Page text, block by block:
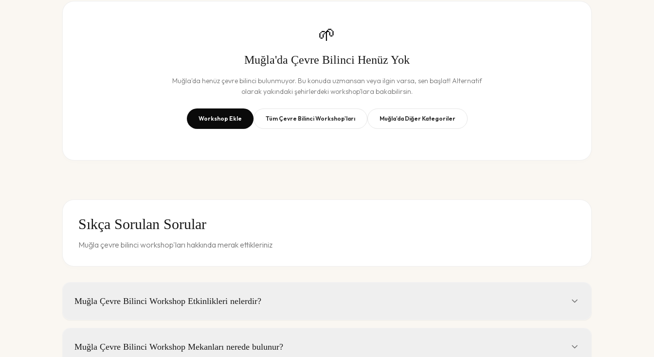
🌱
Muğla'da Çevre Bilinci Henüz Yok
Muğla'da henüz çevre bilinci bulunmuyor. Bu konuda uzmansan veya ilgin varsa, sen başlat! Alternatif
olarak yakındaki şehirlerdeki workshop'lara bakabilirsin.
Workshop Ekle Tüm Çevre BilinciWorkshop'ları Muğla'da Diğer Kategoriler
Sıkça Sorulan Sorular
Muğla çevre bilinci workshop'ları hakkında merak ettikleriniz
Muğla Çevre Bilinci Workshop Etkinlikleri nelerdir?
Muğla Çevre Bilinci Workshop Mekanları nerede bulunur?